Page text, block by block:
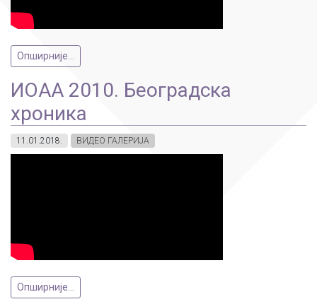
Опширније...
ИОАА 2010. Београдска
хроника
11.01.2018. ВИДЕО ГАЛЕРИЈА
Опширније...